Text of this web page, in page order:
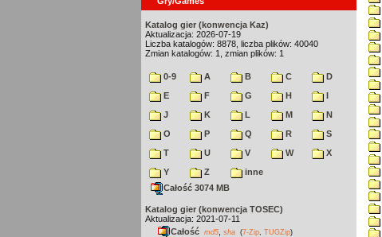
Katalog gier (konwencja Kaz)
Aktualizacja: 2026-07-19
Liczba katalogów: 8878, liczba plików: 40040
Zmian katalogów: 1, zmian plików: 1
0-9 A B C
D
E
F G H
I
J
K L M
N
O
P Q R
S
T
U V W
X
Y
Z
inne
Całość 3074 MB
Katalog gier (konwencja TOSEC)
Aktualizacja: 2021-07-11
Całość md5 sha (7-Zip TUGZip)